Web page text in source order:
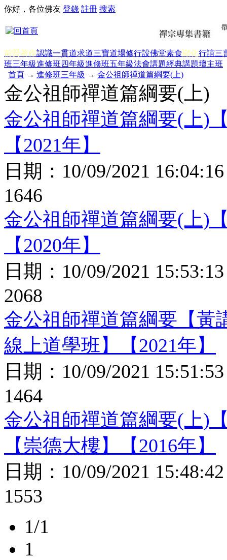
你好，各位佛友 登錄 註冊 搜索
前賢著作認識一貫道求道三寶道場修行設佛堂素食顯化行誼三
班三年級進修班四年級進修班五年級法會講題經典講題壇主班
首頁 → 進修班三年級 → 金公祖師禪道篇綱要(上)
金公祖師禪道篇綱要(上)
金公祖師禪道篇綱要(上)
【2021年】
日期： 10/09/2021 16:04:16
1646
金公祖師禪道篇綱要(上)
【2020年】
日期： 10/09/2021 15:53:13
2068
金公祖師禪道篇綱要【黃
線上道學班】【2021年】
日期： 10/09/2021 15:51:53
1464
金公祖師禪道篇綱要(上)
【崇德大樓】【2016年】
日期： 10/09/2021 15:48:42
1553
1/1
1